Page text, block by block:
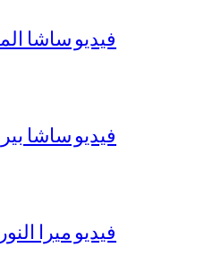
فيديو ساشا المصرية
فيديو ساشا بيرل في
فيديو ميرا النوري مع